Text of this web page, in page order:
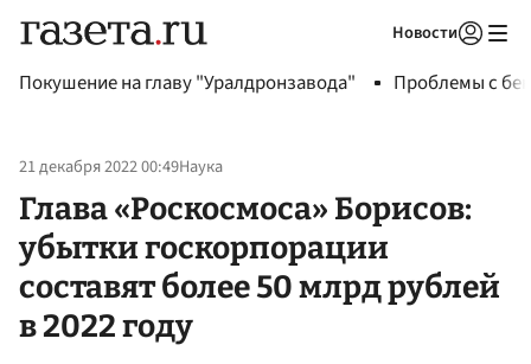
Новости
Покушение на главу "Уралдронзавода" Проблемы с
21 декабря 2022 00:49Наука
Глава «Роскосмоса» Борисов:
убытки госкорпорации
составят более 50 млрд рублей
в 2022 году